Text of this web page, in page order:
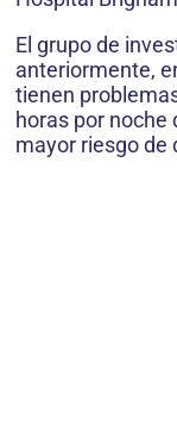
El grupo de
anteriormente,
tienen
horas por noche
mayor riesgo de